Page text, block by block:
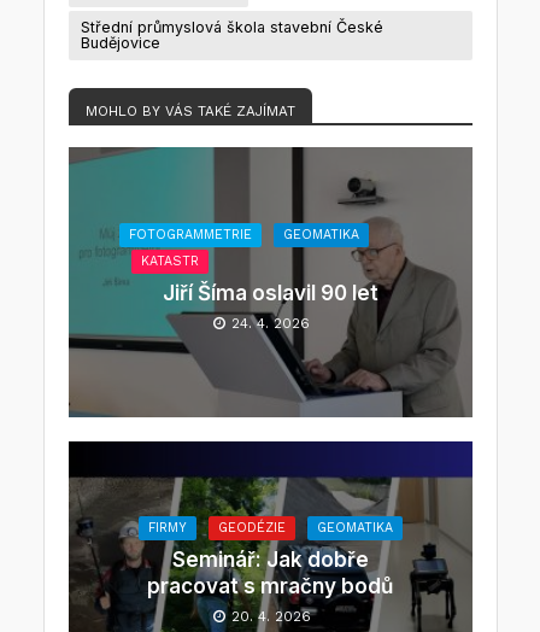
Střední průmyslová škola stavební České
Budějovice
MOHLO BY VÁS TAKÉ ZAJÍMAT
FOTOGRAMMETRIE
GEOMATIKA
KATASTR
Jiří Šíma oslavil 90 let
24. 4. 2026
FIRMY GEODÉZIE GEOMATIKA
Seminář: Jak dobře
pracovat s mračny bodů
20. 4. 2026